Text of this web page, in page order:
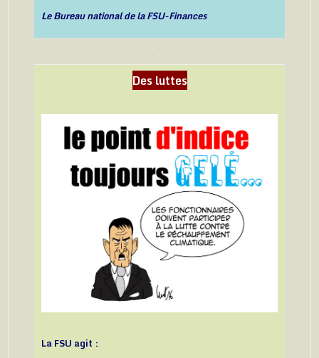
Le Bureau national de la FSU-Finances
Des luttes
La FSU agit :